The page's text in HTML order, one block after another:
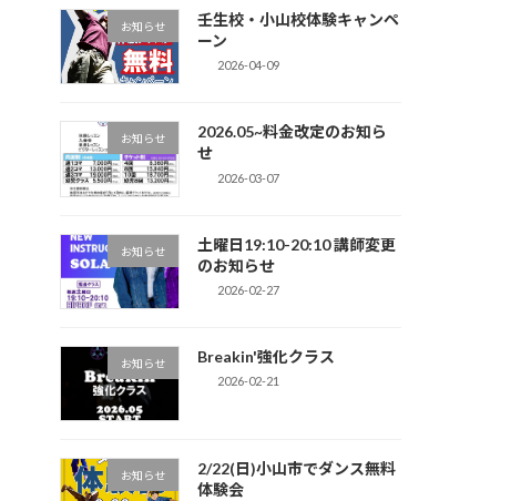
お知らせ
壬生校・小山校体験キャンペ
ーン
2026-04-09
お知らせ
2026.05~料金改定のお知ら
せ
2026-03-07
お知らせ
土曜日19:10-20:10 講師変更
のお知らせ
2026-02-27
お知らせ Breakin'強化クラス
2026-02-21
お知らせ
2/22(日)小山市でダンス無料
体験会